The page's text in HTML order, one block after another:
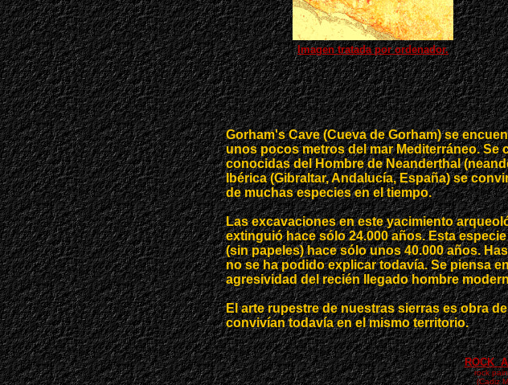
Imagen tratada por ordenador.
Gorham's Cave (Cueva de Gorham) se
unos pocos metros del mar Mediterráneo.
conocidas del Hombre de Neanderthal
Ibérica (Gibraltar, Andalucía, España) se
de muchas especies en el tiempo.
Las excavaciones en este yacimiento
extinguió hace sólo 24.000 años. Esta
(sin papeles) hace sólo unos 40.000 años.
no se ha podido explicar todavía. Se piensa
agresividad del recién llegado hombre
El arte rupestre de nuestras sierras es obra
convivían todavía en el mismo territorio.
ROCK
rock
(Cadiz